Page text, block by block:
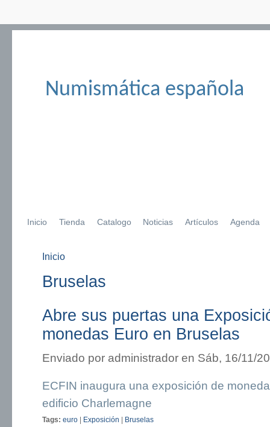
Numismática española
Inicio Tienda Catalogo Noticias Artículos Agenda
Inicio
Bruselas
Abre sus puertas una
monedas Euro en Bruselas
Enviado por administrador en Sáb, 16/11/
ECFIN inaugura una exposición de
edificio Charlemagne
Tags: euro Exposición Bruselas